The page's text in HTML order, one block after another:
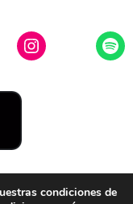
Instagram
condiciones de